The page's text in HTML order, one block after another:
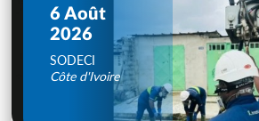
6 Août
2026
SODECI
Côte d'Ivoire